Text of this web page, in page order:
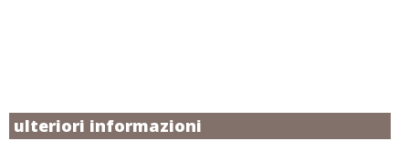
ulteriori informazioni